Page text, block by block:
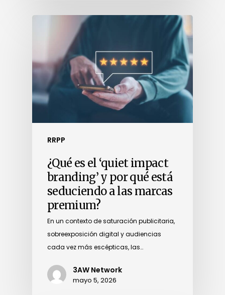
RRPP
¿Qué es el ‘quiet impact
branding’ y por qué está
seduciendo a las marcas
premium?
En un contexto de saturación publicitaria,
sobreexposición digital y audiencias
cada vez más escépticas, las…
3AW Network
mayo 5, 2026